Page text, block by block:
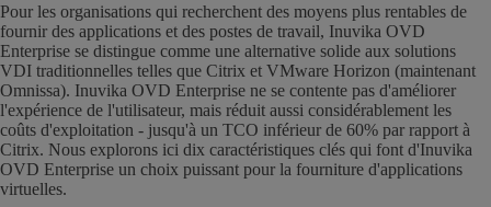
Pour les organisations qui recherchent des moyens plus rentables de
fournir des applications et des postes de travail, Inuvika OVD
Enterprise se distingue comme une alternative solide aux solutions
VDI traditionnelles telles que Citrix et VMware Horizon (maintenant
Omnissa). Inuvika OVD Enterprise ne se contente pas d'améliorer
l'expérience de l'utilisateur, mais réduit aussi considérablement les
coûts d'exploitation - jusqu'à un TCO inférieur de 60% par rapport à
Citrix. Nous explorons ici dix caractéristiques clés qui font d'Inuvika
OVD Enterprise un choix puissant pour la fourniture d'applications
virtuelles.